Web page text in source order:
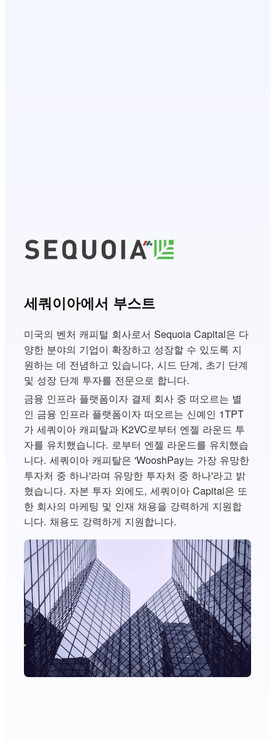
세쿼이아에서 부스트
미국의 벤처 캐피털 회사로서 Sequoia Capital은 다
양한 분야의 기업이 확장하고 성장할 수 있도록 지
원하는 데 전념하고 있습니다, 시드 단계, 초기 단계
및 성장 단계 투자를 전문으로 합니다.
금융 인프라 플랫폼이자 결제 회사 중 떠오르는 별
인 금융 인프라 플랫폼이자 떠오르는 신예인 1TPT
가 세쿼이아 캐피탈과 K2VC로부터 엔젤 라운드 투
자를 유치했습니다. 로부터 엔젤 라운드를 유치했습
니다. 세쿼이아 캐피탈은 'WooshPay는 가장 유망한
투자처 중 하나'라며 유망한 투자처 중 하나'라고 밝
혔습니다. 자본 투자 외에도, 세쿼이아 Capital은 또
한 회사의 마케팅 및 인재 채용을 강력하게 지원합
니다. 채용도 강력하게 지원합니다.